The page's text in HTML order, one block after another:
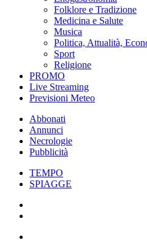
Folklore e Tradizione
Medicina e Salute
Musica
Politica, Attualità,
Sport
Religione
PROMO
Live Streaming
Previsioni Meteo
Abbonati
Annunci
Necrologie
Pubblicità
TEMPO
SPIAGGE